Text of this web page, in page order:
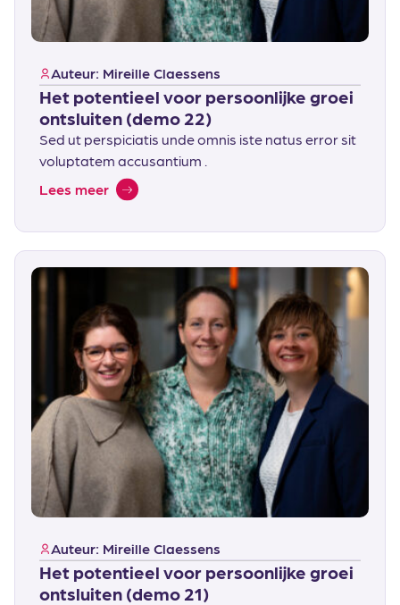
Auteur: Mireille Claessens
Het potentieel voor persoonlijke groei
ontsluiten (demo 22)
Sed ut perspiciatis unde omnis iste natus error sit
voluptatem accusantium .
Lees meer
Auteur: Mireille Claessens
Het potentieel voor persoonlijke groei
ontsluiten (demo 21)